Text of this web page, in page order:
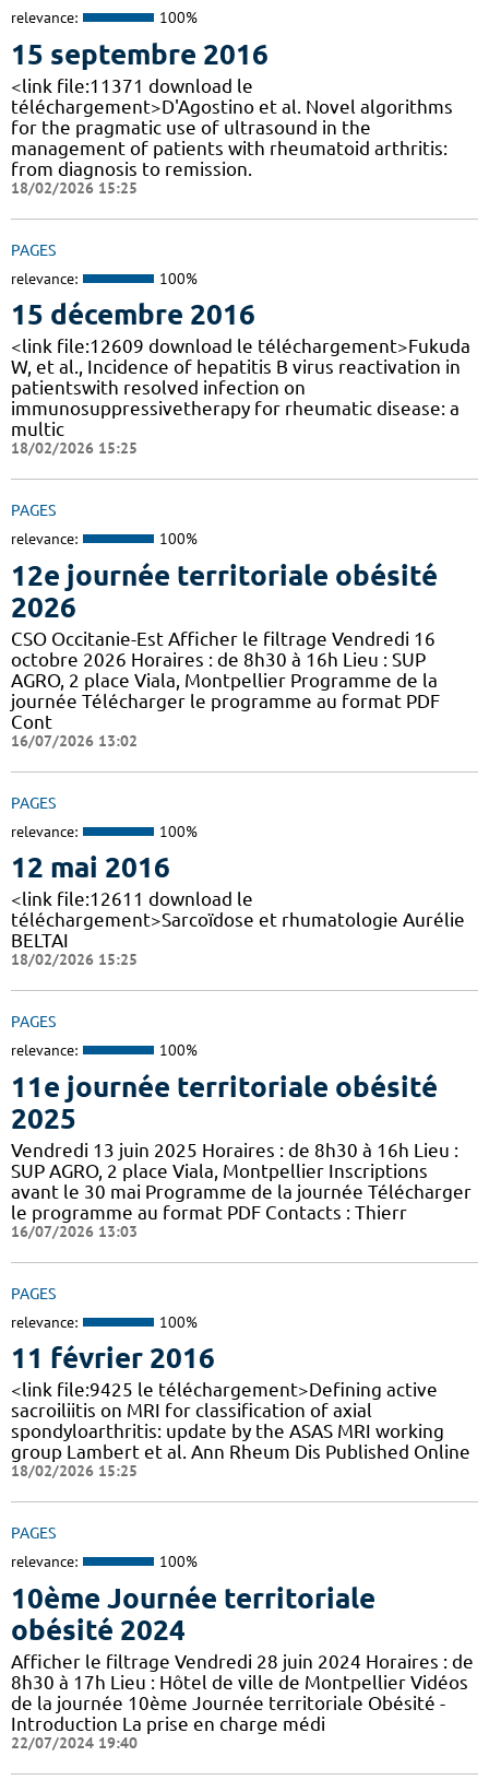
relevance: 100%
15 septembre 2016
<link file:11371 download le
téléchargement>D'Agostino et al. Novel algorithms
for the pragmatic use of ultrasound in the
management of patients with rheumatoid arthritis:
from diagnosis to remission.
18/02/2026 15:25
PAGES
relevance: 100%
15 décembre 2016
<link file:12609 download le téléchargement>Fukuda
W, et al., Incidence of hepatitis B virus reactivation in
patientswith resolved infection on
immunosuppressivetherapy for rheumatic disease: a
multic
18/02/2026 15:25
PAGES
relevance: 100%
12e journée territoriale obésité
2026
CSO Occitanie-Est Afficher le filtrage Vendredi 16
octobre 2026 Horaires : de 8h30 à 16h Lieu : SUP
AGRO, 2 place Viala, Montpellier Programme de la
journée Télécharger le programme au format PDF
Cont
16/07/2026 13:02
PAGES
relevance: 100%
12 mai 2016
<link file:12611 download le
téléchargement>Sarcoïdose et rhumatologie Aurélie
BELTAI
18/02/2026 15:25
PAGES
relevance: 100%
11e journée territoriale obésité
2025
Vendredi 13 juin 2025 Horaires : de 8h30 à 16h Lieu :
SUP AGRO, 2 place Viala, Montpellier Inscriptions
avant le 30 mai Programme de la journée Télécharger
le programme au format PDF Contacts : Thierr
16/07/2026 13:03
PAGES
relevance: 100%
11 février 2016
<link file:9425 le téléchargement>Defining active
sacroiliitis on MRI for classification of axial
spondyloarthritis: update by the ASAS MRI working
group Lambert et al. Ann Rheum Dis Published Online
18/02/2026 15:25
PAGES
relevance: 100%
10ème Journée territoriale
obésité 2024
Afficher le filtrage Vendredi 28 juin 2024 Horaires : de
8h30 à 17h Lieu : Hôtel de ville de Montpellier Vidéos
de la journée 10ème Journée territoriale Obésité -
Introduction La prise en charge médi
22/07/2024 19:40